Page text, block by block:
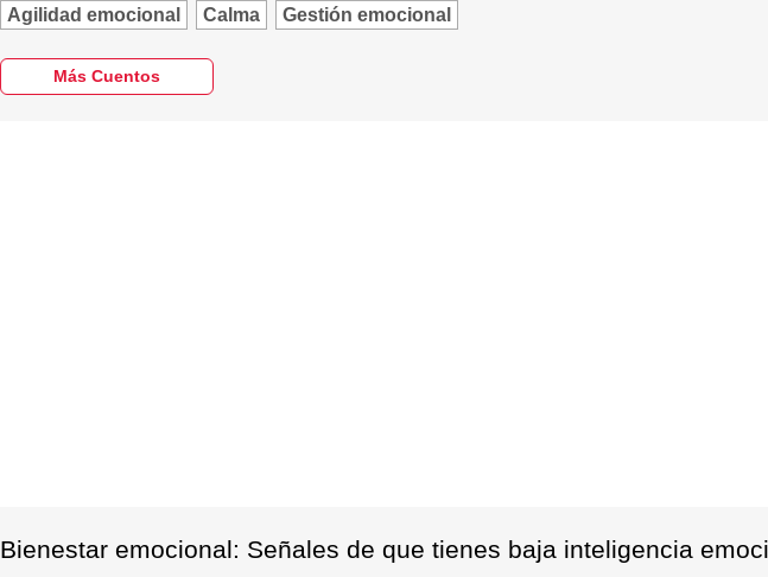
Agilidad emocional Calma Gestión emocional
Más Cuentos
Bienestar emocional: Señales de que tienes baja inteligencia